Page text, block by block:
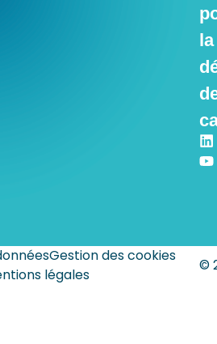
la
Gestion des cookies
légales
©